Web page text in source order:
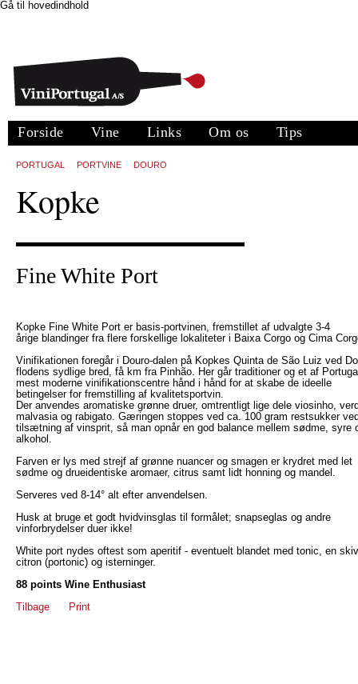
Gå til hovedindhold
Forside Vine Links Om os Tips
PORTUGAL PORTVINE DOURO
Kopke
Fine White Port
Kopke Fine White Port er basis-portvinen, fremstillet af udvalgte 3-4
årige blandinger fra flere forskellige lokaliteter i Baixa Corgo og Cima
Vinifikationen foregår i Douro-dalen på Kopkes Quinta de São Luiz ved
flodens sydlige bred, få km fra Pinhão. Her går traditioner og et af
mest moderne vinifikationscentre hånd i hånd for at skabe de ideelle
betingelser for fremstilling af kvalitetsportvin.
Der anvendes aromatiske grønne druer, omtrentligt lige dele viosinho,
malvasia og rabigato. Gæringen stoppes ved ca. 100 gram restsukker
tilsætning af vinsprit, så man opnår en god balance mellem sødme, syre
alkohol.
Farven er lys med strejf af grønne nuancer og smagen er krydret med let
sødme og drueidentiske aromaer, citrus samt lidt honning og mandel.
Serveres ved 8-14° alt efter anvendelsen.
Husk at bruge et godt hvidvinsglas til formålet; snapseglas og andre
vinforbrydelser duer ikke!
White port nydes oftest som aperitif - eventuelt blandet med tonic, en
citron (portonic) og isterninger.
88 points Wine Enthusiast
Tilbage
Print